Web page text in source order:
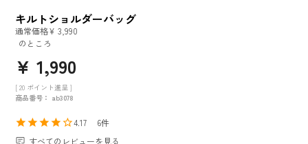
キルトショルダーバッグ
通常価格¥ 3,990
のところ
¥ 1,990
[ 20 ポイント進呈 ]
商品番号
ab3078
4.17
6
すべてのレビューを見る